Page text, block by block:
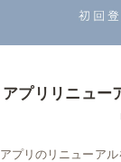
アプリリニュー
アプリのリニューア